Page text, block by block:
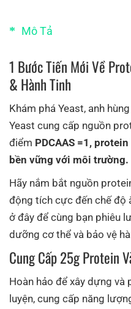
Mô Tả
1 Bước Tiến Mới Về
& Hành Tinh
Khám phá Yeast, anh
Yeast cung cấp nguồn
điểm PDCAAS =1,
bền vững với môi trường.
Hãy nắm bắt nguồn
động tích cực đến chế độ
ở đây để cùng bạn phiêu
dưỡng cơ thể và bảo vệ
Cung Cấp 25g Protein
Hoàn hảo để xây dựng và
luyện, cung cấp năng